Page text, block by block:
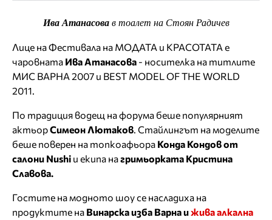
Ива Атанасовав тоалет на Стоян Радичев
Лице на Фестивала на МОДАТА и КРАСОТАТА е
чаровната Ива Атанасова - носителка на титлите
МИС ВАРНА 2007 и BEST MODEL OF THE WORLD
2011.
По традиция водещ на форума беше популярният
актьорСимеон Лютаков. Стайлингът на моделите
беше поверен на топкоафьора Конда Кондов от
салони Nushi и екипа нагримьорката Кристина
Славова.
Гостите на модното шоу се насладиха на
продуктите на Винарска изба Варна ижива алкална